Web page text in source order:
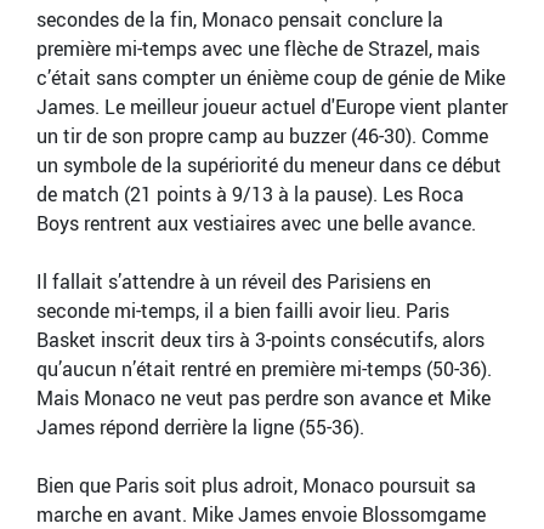
secondes de la fin, Monaco pensait conclure la
première mi-temps avec une flèche de Strazel, mais
c’était sans compter un énième coup de génie de Mike
James. Le meilleur joueur actuel d'Europe vient planter
un tir de son propre camp au buzzer (46-30). Comme
un symbole de la supériorité du meneur dans ce début
de match (21 points à 9/13 à la pause). Les Roca
Boys rentrent aux vestiaires avec une belle avance.
Il fallait s’attendre à un réveil des Parisiens en
seconde mi-temps, il a bien failli avoir lieu. Paris
Basket inscrit deux tirs à 3-points consécutifs, alors
qu’aucun n’était rentré en première mi-temps (50-36).
Mais Monaco ne veut pas perdre son avance et Mike
James répond derrière la ligne (55-36).
Bien que Paris soit plus adroit, Monaco poursuit sa
marche en avant. Mike James envoie Blossomgame